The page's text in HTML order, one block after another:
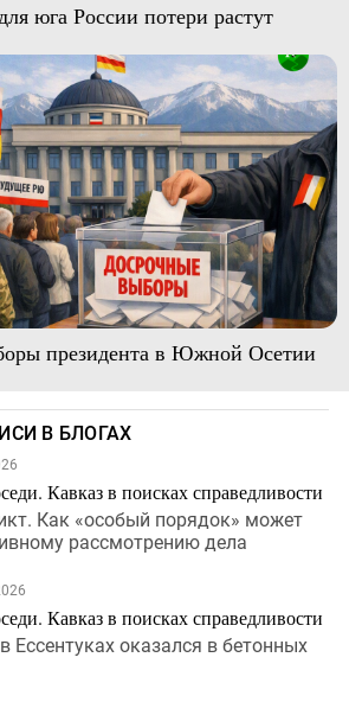
юга России потери растут
президента в Южной Осетии
В БЛОГАХ
Кавказ в поисках справедливости
Как «особый порядок» может
рассмотрению дела
Кавказ в поисках справедливости
Ессентуках оказался в бетонных